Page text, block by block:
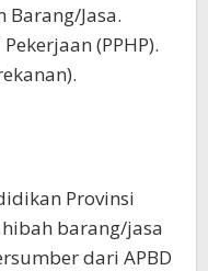
Barang/Jasa.
(PPHP).
Provinsi
barang/jasa
dari APBD